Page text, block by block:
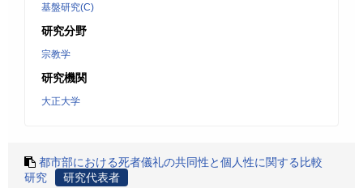
基盤研究(C)
研究分野
宗教学
研究機関
大正大学
都市部における死者儀礼の共同性と個人性に関する比較
研究
研究代表者